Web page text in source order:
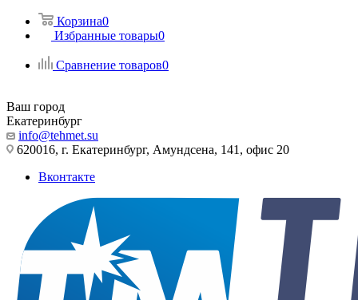
Корзина0
Избранные товары0
Сравнение товаров0
Ваш город
Екатеринбург
info@tehmet.su
620016, г. Екатеринбург, Амундсена, 141, офис 20
Вконтакте